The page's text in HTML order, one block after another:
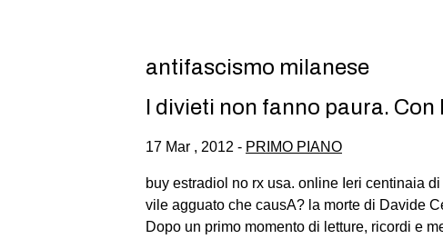
antifascismo milanese
I divieti non fanno paura. Con
17 Mar , 2012 - PRIMO PIANO
buy estradiol no rx usa. online Ieri centinaia
vile agguato che causA? la morte di Davide
Dopo un primo momento di letture, ricordi e